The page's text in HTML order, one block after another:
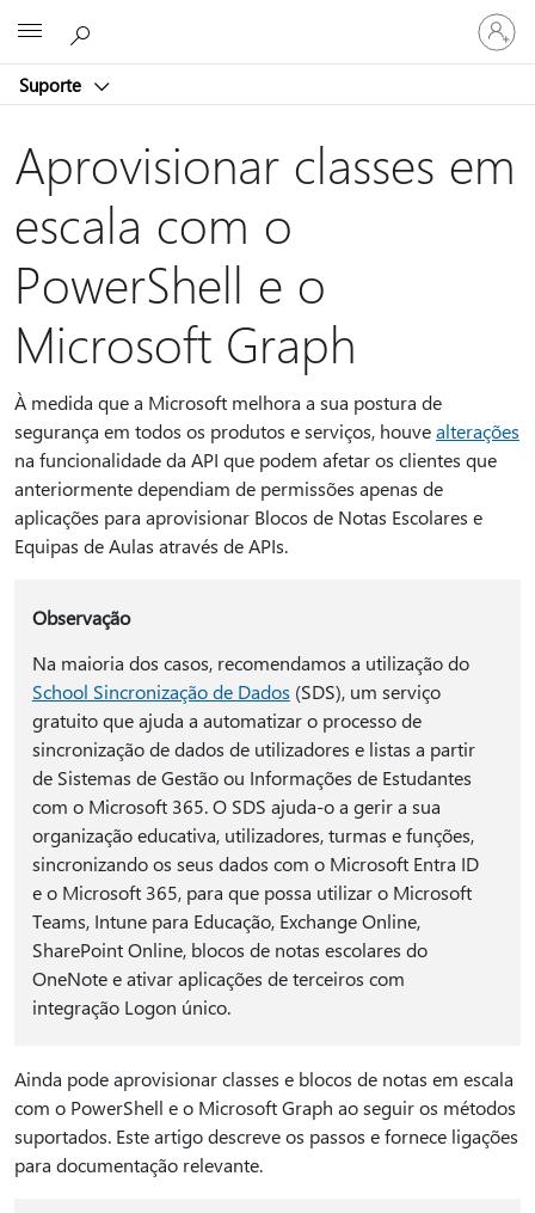
Suporte
Entre
em
sua
Aprovisionar classes em
escala com o
PowerShell e o
Microsoft Graph
À medida que a Microsoft melhora a sua postura de
segurança em todos os produtos e serviços, houvealterações
na funcionalidade da API que podem afetar os clientes que
anteriormente dependiam de permissões apenas de
aplicações para aprovisionar Blocos de Notas Escolares e
Equipas de Aulas através de APIs.
Observação
Na maioria dos casos, recomendamos a utilização do
School Sincronização de Dados (SDS), um serviço
gratuito que ajuda a automatizar o processo de
sincronização de dados de utilizadores e listas a partir
de Sistemas de Gestão ou Informações de Estudantes
com o Microsoft 365. O SDS ajuda-o a gerir a sua
organização educativa, utilizadores, turmas e funções,
sincronizando os seus dados com o Microsoft Entra ID
e o Microsoft 365, para que possa utilizar o Microsoft
Teams, Intune para Educação, Exchange Online,
SharePoint Online, blocos de notas escolares do
OneNote e ativar aplicações de terceiros com
integração Logon único.
Ainda pode aprovisionar classes e blocos de notas em escala
com o PowerShell e o Microsoft Graph ao seguir os métodos
suportados. Este artigo descreve os passos e fornece ligações
para documentação relevante.